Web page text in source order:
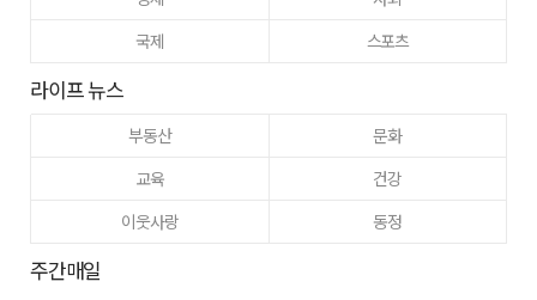
국제
스포츠
라이프 뉴스
부동산
문화
교육
건강
이웃사랑
동정
주간매일